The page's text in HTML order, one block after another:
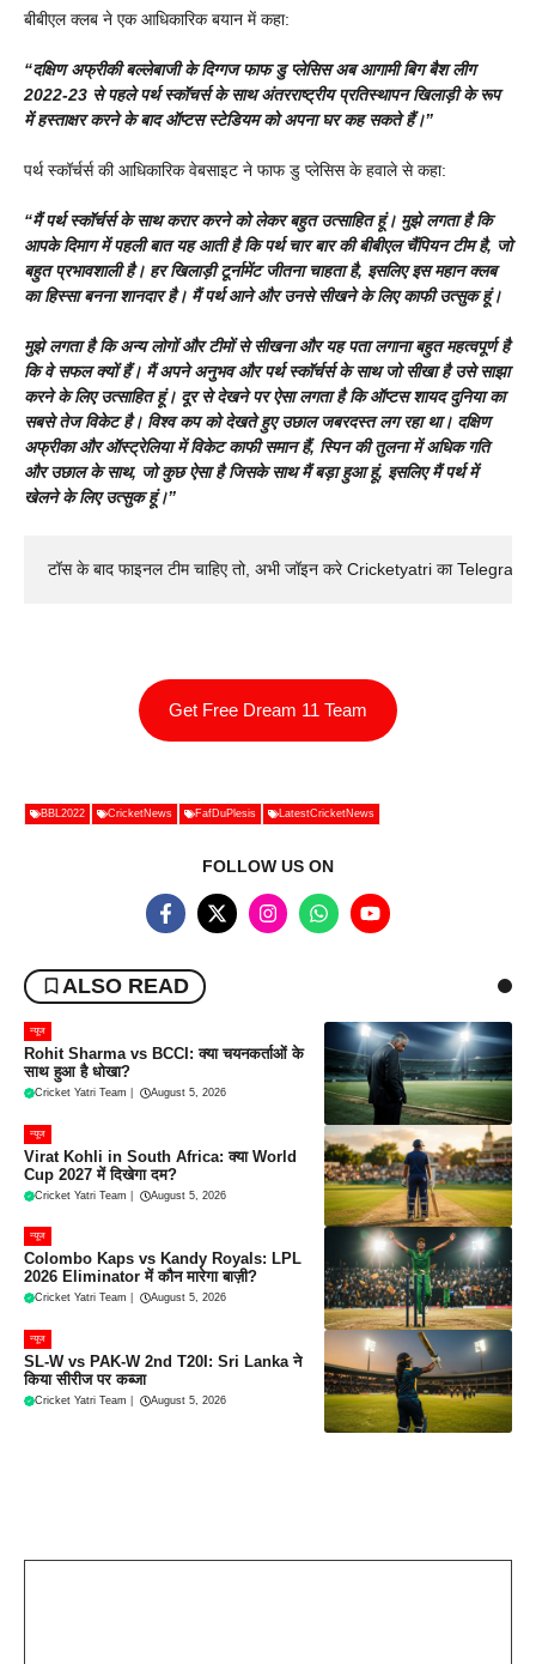
बीबीएल क्लब ने एक आधिकारिक बयान में कहा:
“दक्षिण अफ्रीकी बल्लेबाजी के दिग्गज फाफ डु प्लेसिस अब आगामी बिग बैश लीग
2022-23 से पहले पर्थ स्कॉचर्स के साथ अंतरराष्ट्रीय प्रतिस्थापन खिलाड़ी के रूप
में हस्ताक्षर करने के बाद ऑप्टस स्टेडियम को अपना घर कह सकते हैं।”
पर्थ स्कॉर्चर्स की आधिकारिक वेबसाइट ने फाफ डु प्लेसिस के हवाले से कहा:
“मैं पर्थ स्कॉर्चर्स के साथ करार करने को लेकर बहुत उत्साहित हूं। मुझे लगता है कि
आपके दिमाग में पहली बात यह आती है कि पर्थ चार बार की बीबीएल चैंपियन टीम है, जो
बहुत प्रभावशाली है। हर खिलाड़ी टूर्नामेंट जीतना चाहता है, इसलिए इस महान क्लब
का हिस्सा बनना शानदार है। मैं पर्थ आने और उनसे सीखने के लिए काफी उत्सुक हूं।
मुझे लगता है कि अन्य लोगों और टीमों से सीखना और यह पता लगाना बहुत महत्वपूर्ण है
कि वे सफल क्यों हैं। मैं अपने अनुभव और पर्थ स्कॉर्चर्स के साथ जो सीखा है उसे साझा
करने के लिए उत्साहित हूं। दूर से देखने पर ऐसा लगता है कि ऑप्टस शायद दुनिया का
सबसे तेज विकेट है। विश्व कप को देखते हुए उछाल जबरदस्त लग रहा था। दक्षिण
अफ्रीका और ऑस्ट्रेलिया में विकेट काफी समान हैं, स्पिन की तुलना में अधिक गति
और उछाल के साथ, जो कुछ ऐसा है जिसके साथ मैं बड़ा हुआ हूं, इसलिए मैं पर्थ में
खेलने के लिए उत्सुक हूं।”
टॉस के बाद फाइनल टीम चाहिए तो, अभी जॉइन करे Cricketyatri का
Get Free Dream 11 Team
BBL2022 CricketNews FafDuPlesis LatestCricketNews
FOLLOW US ON
ALSO READ
न्यूज
Rohit Sharma vs BCCI: क्या चयनकर्ताओं के
साथ हुआ है धोखा?
Cricket Yatri Team August 5, 2026
न्यूज
Virat Kohli in South Africa: क्या World
Cup 2027 में दिखेगा दम?
Cricket Yatri Team August 5, 2026
न्यूज
Colombo Kaps vs Kandy Royals: LPL
2026 Eliminator में कौन मारेगा बाज़ी?
Cricket Yatri Team August 5, 2026
न्यूज
SL-W vs PAK-W 2nd T20I: Sri Lanka ने
किया सीरीज पर कब्जा
Cricket Yatri Team August 5, 2026